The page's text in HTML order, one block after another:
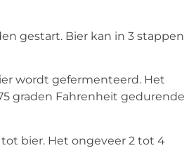
gestart. Bier kan in 3 stappen
wordt gefermenteerd. Het
graden Fahrenheit gedurende
bier. Het ongeveer 2 tot 4